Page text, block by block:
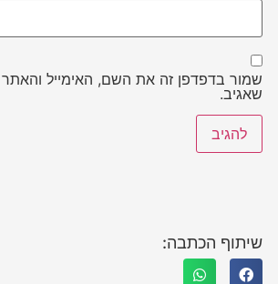
שמור בדפדפן זה את השם, האימייל
שאגיב.
שיתוף הכתבה: